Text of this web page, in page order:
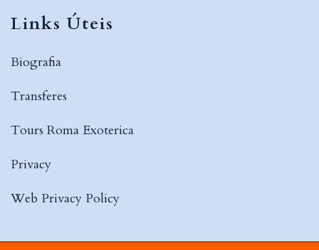
Links Úteis
Biografia
Transferes
Tours Roma Exoterica
Privacy
Web Privacy Policy